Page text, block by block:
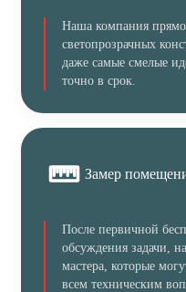
Наша компания
светопрозрачных
даже самые смелые
точно в срок.
Замер
После первичной
обсуждения задачи,
мастера, которые
всем техническим